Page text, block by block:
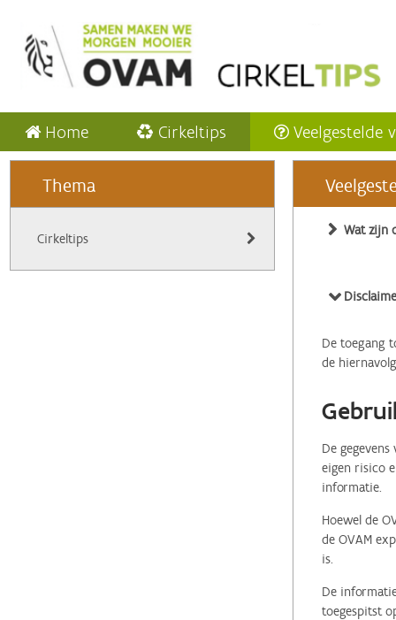
Home Cirkeltips Veelgestelde
Thema
Cirkeltips
Wat zijn
De toegang
de
De
eigen risico
informatie.
Hoewel de
de OVAM
is.
De
toegespitst